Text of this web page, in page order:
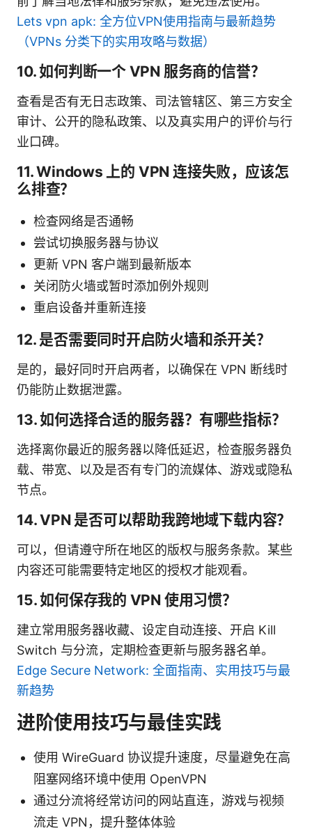
Lets vpn apk: 全方位VPN使用指南与最新趋势
（VPNs 分类下的实用攻略与数据）
10. 如何判断一个 VPN 服务商的信誉？
查看是否有无日志政策、司法管辖区、第三方安全
审计、公开的隐私政策、以及真实用户的评价与行
业口碑。
11. Windows 上的 VPN 连接失败，应该怎
么排查？
检查网络是否通畅
尝试切换服务器与协议
更新 VPN 客户端到最新版本
关闭防火墙或暂时添加例外规则
重启设备并重新连接
12. 是否需要同时开启防火墙和杀开关？
是的，最好同时开启两者，以确保在 VPN 断线时
仍能防止数据泄露。
13. 如何选择合适的服务器？有哪些指标？
选择离你最近的服务器以降低延迟，检查服务器负
载、带宽、以及是否有专门的流媒体、游戏或隐私
节点。
14. VPN 是否可以帮助我跨地域下载内容？
可以，但请遵守所在地区的版权与服务条款。某些
内容还可能需要特定地区的授权才能观看。
15. 如何保存我的 VPN 使用习惯？
建立常用服务器收藏、设定自动连接、开启 Kill
Switch 与分流，定期检查更新与服务器名单。
Edge Secure Network: 全面指南、实用技巧与最
新趋势
进阶使用技巧与最佳实践
使用 WireGuard 协议提升速度，尽量避免在高
阻塞网络环境中使用 OpenVPN
通过分流将经常访问的网站直连，游戏与视频
流走 VPN，提升整体体验